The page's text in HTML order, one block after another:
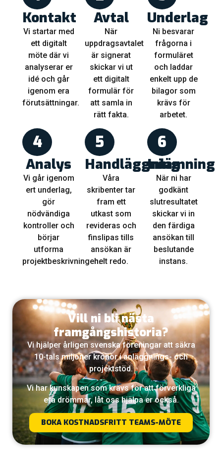
Kontakt
Vi startar med
ett digitalt
möte där vi
analyserar er
idé och går
igenom era
förutsättningar.
Avtal
När
uppdragsavtalet
är signerat
skickar vi ut
ett digitalt
formulär för
att samla in
rätt fakta.
Underlag
Ni besvarar
frågorna i
formuläret
och laddar
enkelt upp de
bilagor som
krävs för
arbetet.
4
Analys
Vi går igenom
ert underlag,
gör
nödvändiga
kontroller och
börjar
utforma
projektbeskrivningen.
5
Handläggning
Våra
skribenter tar
fram ett
utkast som
revideras och
finslipas tills
ansökan är
helt redo.
6
Inlämning
När ni har
godkänt
slutresultatet
skickar vi in
den färdiga
ansökan till
beslutande
instans.
Vill ni bli nästa
framgångshistoria?
Vi hjälper årligen svenska föreningar att säkra
10-tals miljoner kronor i anläggnings- och
projektstöd.
Vi har kunskapen som krävs för att förverkliga
era drömmar, låt oss hjälpa er också.
BOKA KOSTNADSFRITT TEAMS-MÖTE